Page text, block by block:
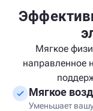
Мягкое
направленное
Мягкое
Уменьшает